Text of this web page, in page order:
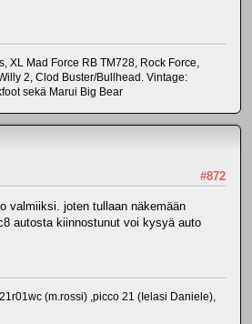
XL Mad Force RB TM728, Rock Force,
2, Clod Buster/Bullhead. Vintage:
sekä Marui Big Bear
#872
valmiiksi. joten tullaan näkemään
autosta kiinnostunut voi kysyä auto
(m.rossi) ,picco 21 (Ielasi Daniele),